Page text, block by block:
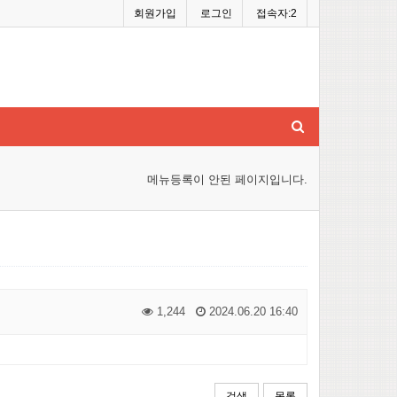
회원가입 로그인 접속자:2
메뉴등록이 안된 페이지입니다.
1,244 2024.06.20 16:40